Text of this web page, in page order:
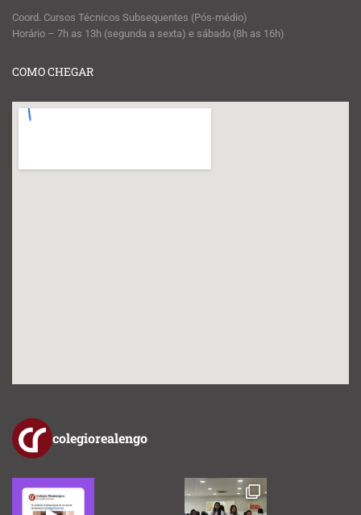
Coord. Cursos Técnicos Subsequentes (Pós-médio)
Horário – 7h as 13h (segunda a sexta) e sábado (8h as 16h)
COMO CHEGAR
colegiorealengo